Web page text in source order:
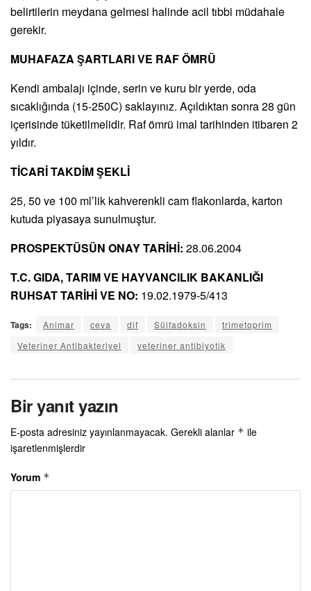
belirtilerin meydana gelmesi halinde acil tıbbi müdahale
gerekir.
MUHAFAZA ŞARTLARI VE RAF ÖMRÜ
Kendi ambalajı içinde, serin ve kuru bir yerde, oda
sıcaklığında (15-250C) saklayınız. Açıldıktan sonra 28 gün
içerisinde tüketilmelidir. Raf ömrü imal tarihinden itibaren 2
yıldır.
TİCARİ TAKDİM ŞEKLİ
25, 50 ve 100 ml’lik kahverenkli cam flakonlarda, karton
kutuda piyasaya sunulmuştur.
PROSPEKTÜSÜN ONAY TARİHİ: 28.06.2004
T.C. GIDA, TARIM VE HAYVANCILIK BAKANLIĞI
RUHSAT TARİHİ VE NO: 19.02.1979-5/413
Tags: Animar ceva dif Sülfadoksin
trimetoprim
Veteriner Antibakteriyel
veteriner antibiyotik
Bir yanıt yazın
E-posta adresiniz yayınlanmayacak. Gerekli alanlar * ile
işaretlenmişlerdir
Yorum *